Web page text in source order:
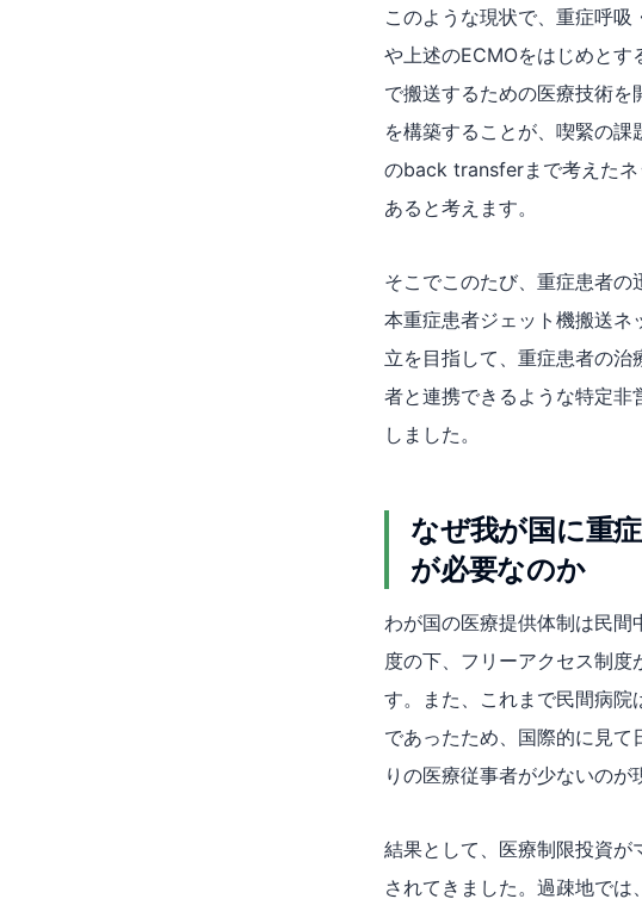
このような現状で、重症呼
や上述のECMOをはじめとす
で搬送するための医療技術を
を構築することが、喫緊の
のback transferまで考えたネ
あると考えます。
そこでこのたび、重症患者
本重症患者ジェット機搬送
立を目指して、重症患者の
者と連携できるような特定非
しました。
なぜ我が国に重
が必要なのか
わが国の医療提供体制は民間
度の下、フリーアクセス制度
す。また、これまで民間病院
であったため、国際的に見
りの医療従事者が少ないのが
結果として、医療制限投資が
されてきました。過疎地で